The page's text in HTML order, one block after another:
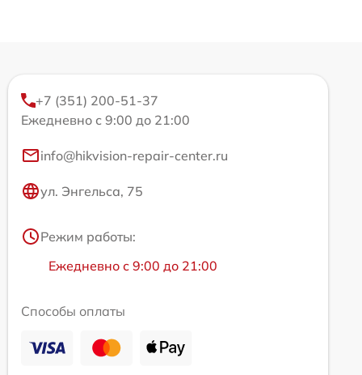
+7 (351) 200-51-37
Ежедневно с 9:00 до 21:00
info@hikvision-repair-center.ru
ул. Энгельса, 75
Режим работы:
Ежедневно с 9:00 до 21:00
Способы оплаты